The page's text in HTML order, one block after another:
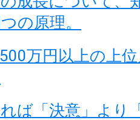
の原理。
万円以上の上
ば「決意」より